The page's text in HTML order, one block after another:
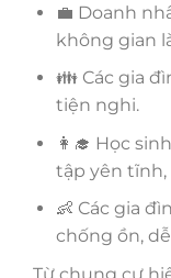
💼 Doanh
không gian
👪 Các gia
tiện nghi.
👩‍🎓 Học
tập yên tĩnh,
👶 Các gia
chống ồn,